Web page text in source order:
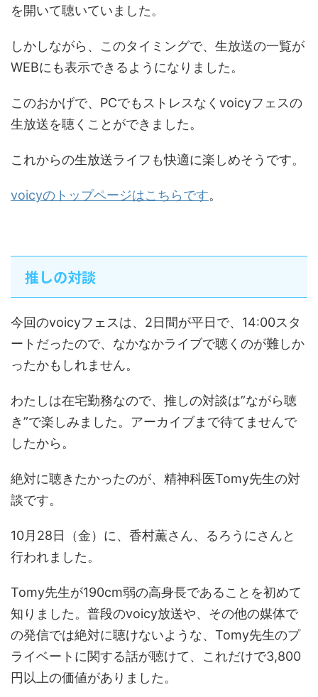
を開いて聴いていました。
しかしながら、このタイミングで、生放送の一覧が
WEBにも表示できるようになりました。
このおかげで、PCでもストレスなくvoicyフェスの
生放送を聴くことができました。
これからの生放送ライフも快適に楽しめそうです。
voicyのトップページはこちらです。
推しの対談
今回のvoicyフェスは、2日間が平日で、14:00スタ
ートだったので、なかなかライブで聴くのが難しか
ったかもしれません。
わたしは在宅勤務なので、推しの対談は”ながら聴
き”で楽しみました。アーカイブまで待てませんで
したから。
絶対に聴きたかったのが、精神科医Tomy先生の対
談です。
10月28日（金）に、香村薫さん、るろうにさんと
行われました。
Tomy先生が190cm弱の高身長であることを初めて
知りました。普段のvoicy放送や、その他の媒体で
の発信では絶対に聴けないような、Tomy先生のプ
ライベートに関する話が聴けて、これだけで3,800
円以上の価値がありました。